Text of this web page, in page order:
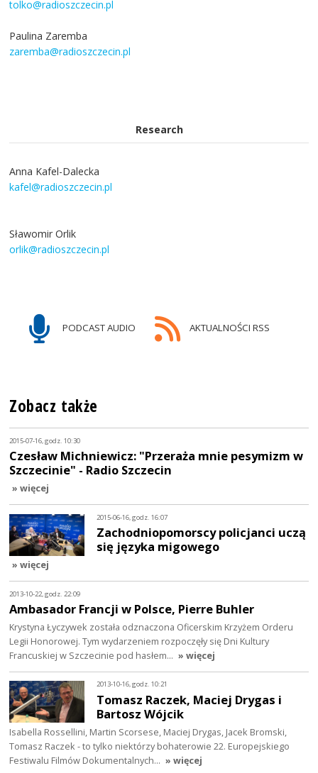
tolko@radioszczecin.pl
Paulina Zaremba
zaremba@radioszczecin.pl
Research
Anna Kafel-Dalecka
kafel@radioszczecin.pl
Sławomir Orlik
orlik@radioszczecin.pl
PODCAST AUDIO AKTUALNOŚCI RSS
Zobacz także
2015-07-16, godz. 10:30
Czesław Michniewicz: "Przeraża mnie pesymizm w
Szczecinie" - Radio Szczecin
» więcej
2015-06-16, godz. 16:07
Zachodniopomorscy policjanci uczą
się języka migowego
» więcej
2013-10-22, godz. 22:09
Ambasador Francji w Polsce, Pierre Buhler
Krystyna Łyczywek została odznaczona Oficerskim Krzyżem Orderu
Legii Honorowej. Tym wydarzeniem rozpoczęły się Dni Kultury
Francuskiej w Szczecinie pod hasłem… » więcej
2013-10-16, godz. 10:21
Tomasz Raczek, Maciej Drygas i
Bartosz Wójcik
Isabella Rossellini, Martin Scorsese, Maciej Drygas, Jacek Bromski,
Tomasz Raczek - to tylko niektórzy bohaterowie 22. Europejskiego
Festiwalu Filmów Dokumentalnych… » więcej